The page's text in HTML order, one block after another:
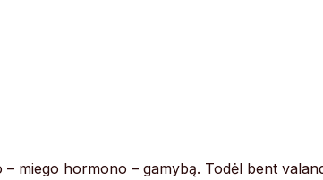
miego hormono – gamybą. Todėl bent